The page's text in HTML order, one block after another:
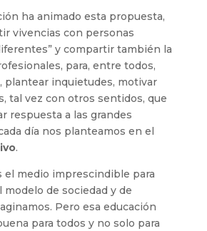
ha animado esta propuesta,
vivencias con personas
y compartir también la
para, entre todos,
plantear inquietudes, motivar
tal vez con otros sentidos, que
respuesta a las grandes
día nos planteamos en el
.
el medio imprescindible para
de sociedad y de
Pero esa educación
para todos y no solo para